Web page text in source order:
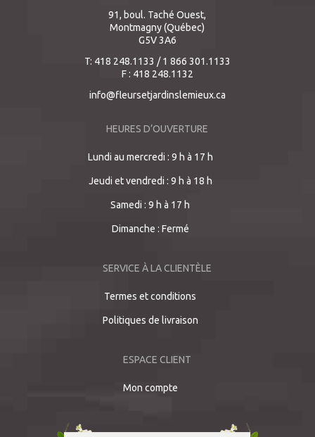
91, boul. Taché Ouest,
Montmagny (Québec)
G5V 3A6
T: 418 248.1133 / 1 866 301.1133
F : 418 248.1132
info@fleursetjardinslemieux.ca
HEURES D’OUVERTURE
Lundi au mercredi : 9 h à 17 h
Jeudi et vendredi : 9 h à 18 h
Samedi : 9 h à 17 h
Dimanche : Fermé
SERVICE À LA CLIENTÈLE
Termes et conditions
Politiques de livraison
ESPACE CLIENT
Mon compte